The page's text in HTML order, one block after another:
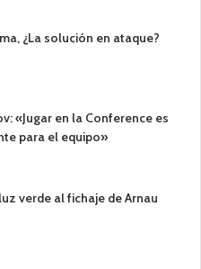
¿La solución en ataque?
«Jugar en la Conference es
para el equipo»
verde al fichaje de Arnau